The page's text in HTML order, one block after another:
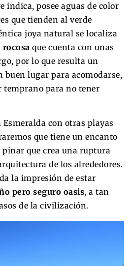
indica, posee aguas de color
que tienden al verde
joya natural se localiza
rocosa que cuenta con unas
por lo que resulta un
buen lugar para acomodarse,
temprano para no tener
Esmeralda con otras playas
que tiene un encanto
que crea una ruptura
de los alrededores.
la impresión de estar
pero seguro oasis, a tan
de la civilización.